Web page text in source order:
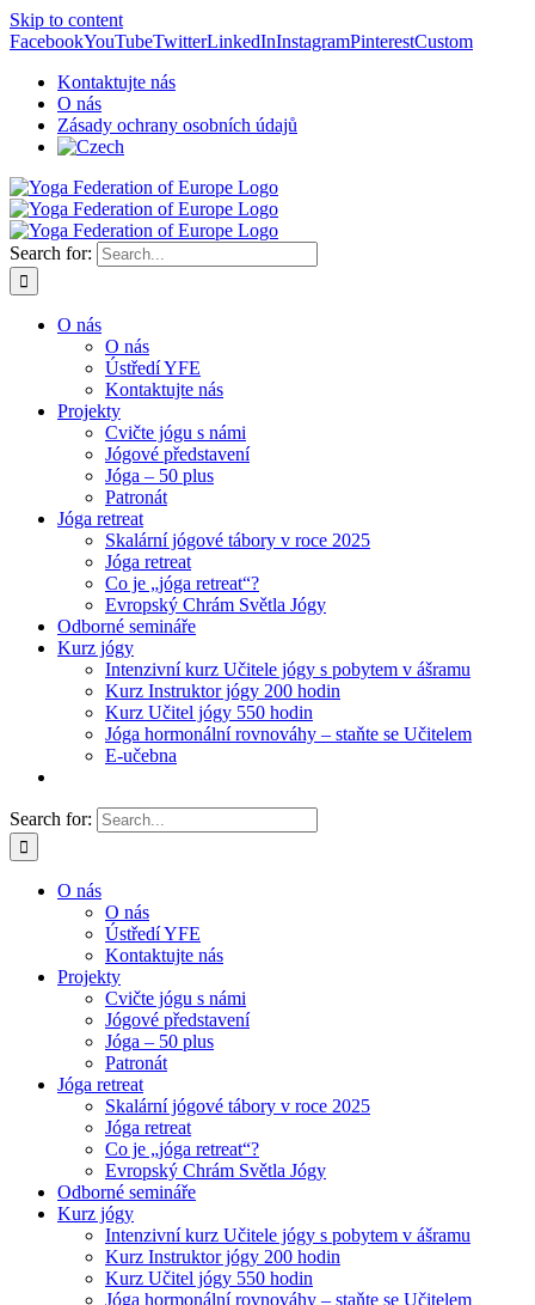
Skip to content
FacebookYouTubeTwitterLinkedInInstagramPinterestCustom
Kontaktujte nás
O nás
Zásady ochrany osobních údajů
Search for:
O nás
O nás
Ústředí YFE
Kontaktujte nás
Projekty
Cvičte jógu s námi
Jógové představení
Jóga – 50 plus
Patronát
Jóga retreat
Skalární jógové tábory v roce 2025
Jóga retreat
Co je „jóga retreat“?
Evropský Chrám Světla Jógy
Odborné semináře
Kurz jógy
Intenzivní kurz Učitele jógy s pobytem v ášramu
Kurz Instruktor jógy 200 hodin
Kurz Učitel jógy 550 hodin
Jóga hormonální rovnováhy – staňte se Učitelem
E-učebna
Search for:
O nás
O nás
Ústředí YFE
Kontaktujte nás
Projekty
Cvičte jógu s námi
Jógové představení
Jóga – 50 plus
Patronát
Jóga retreat
Skalární jógové tábory v roce 2025
Jóga retreat
Co je „jóga retreat“?
Evropský Chrám Světla Jógy
Odborné semináře
Kurz jógy
Intenzivní kurz Učitele jógy s pobytem v ášramu
Kurz Instruktor jógy 200 hodin
Kurz Učitel jógy 550 hodin
Jóga hormonální rovnováhy – staňte se Učitelem